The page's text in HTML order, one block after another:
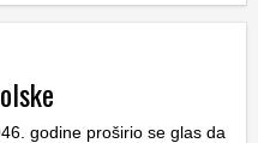
godine proširio se glas da